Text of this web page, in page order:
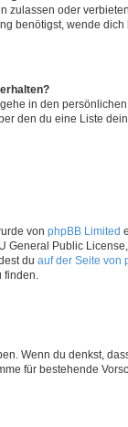
zulassen oder
benötigst, wende
in den
den du eine Liste
von phpBB Limited
General Public
du auf der Seite von
finden.
Wenn du denkst,
für bestehende